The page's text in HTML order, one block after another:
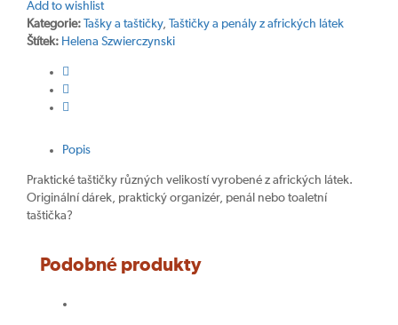
Add to wishlist
Kategorie: Tašky a taštičky, Taštičky a penály z afrických látek
Štítek: Helena Szwierczynski
Popis
Praktické taštičky různých velikostí vyrobené z afrických látek.
Originální dárek, praktický organizér, penál nebo toaletní
taštička?
Podobné produkty